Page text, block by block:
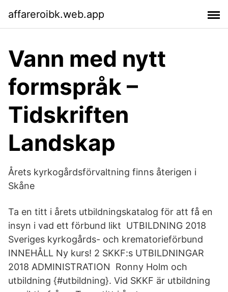
affareroibk.web.app
Vann med nytt
formspråk –
Tidskriften
Landskap
Årets kyrkogårdsförvaltning finns återigen i
Skåne
Ta en titt i årets utbildningskatalog för att få en
insyn i vad ett förbund likt UTBILDNING 2018
Sveriges kyrkogårds- och krematorieförbund
INNEHÅLL Ny kurs! 2 SKKF:s UTBILDNINGAR
2018 ADMINISTRATION Ronny Holm och
utbildning {#utbildning}. Vid SKKF är utbildning